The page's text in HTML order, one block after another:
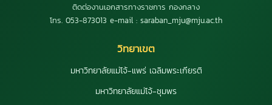
ติดต่องานเอกสารทางราชการ กองกลาง
โทร. 053-873013 e-mail : saraban_mju@mju.ac.th
วิทยาเขต
มหาวิทยาลัยแม่โจ้-แพร่ เฉลิมพระเกียรติ
มหาวิทยาลัยแม่โจ้-ชุมพร